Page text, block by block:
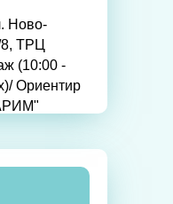
Ново-
8, ТРЦ
(10:00 -
Ориентир